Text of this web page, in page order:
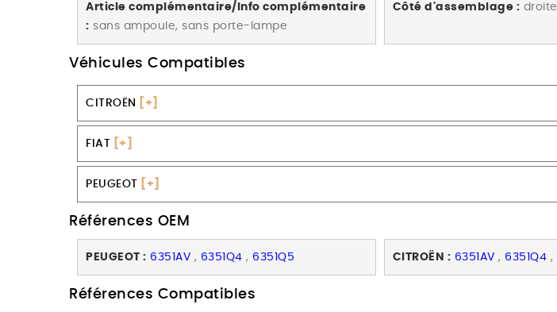
Article complémentaire/Info complémentaire
: sans ampoule, sans porte-lampe
Côté d'assemblage : droite
Véhicules Compatibles
CITROËN [+]
FIAT [+]
PEUGEOT [+]
Références OEM
PEUGEOT : 6351AV , 6351Q4 , 6351Q5 CITROËN : 6351AV , 6351Q4 ,
Références Compatibles